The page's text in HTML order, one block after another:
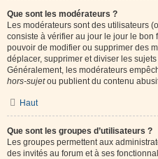
Que sont les modérateurs ?
Les modérateurs sont des utilisateurs
consiste à vérifier au jour le jour le bon
pouvoir de modifier ou supprimer des
déplacer, supprimer et diviser les
Généralement, les modérateurs
hors-sujetou publient du contenu
Haut
Que sont les groupes d’utilisateurs ?
Les groupes permettent aux
des invités au forum et à ses